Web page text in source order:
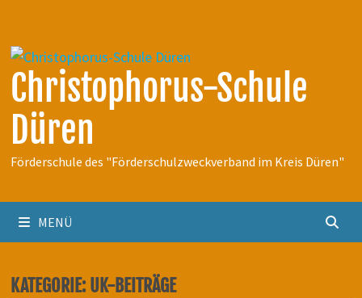
springen
Christophorus-Schule
Düren
Förderschule des "Förderschulzweckverband im Kreis Düren"
MENÜ
KATEGORIE: UK-BEITRÄGE